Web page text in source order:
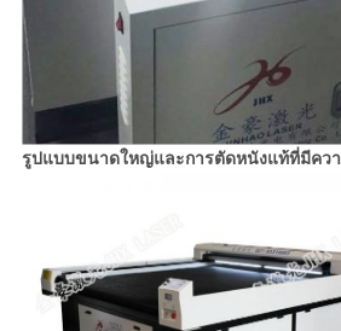
รูปแบบขนาดใหญ่และการตัดหนังแท้ที่มีคว